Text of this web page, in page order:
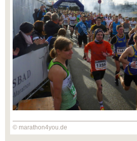
© marathon4you.de